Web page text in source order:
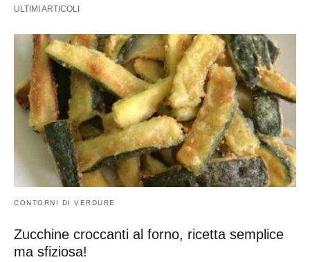
ULTIMI ARTICOLI
CONTORNI DI VERDURE
Zucchine croccanti al forno, ricetta semplice
ma sfiziosa!